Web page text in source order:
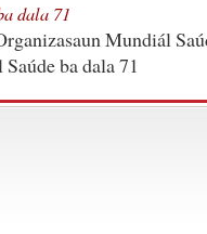
dala 71
Mundiál
ba dala 71